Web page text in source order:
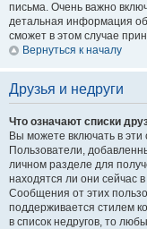
письма. Очень важно
детальная информация
сможет в этом случае
Вернуться к началу
Друзья и недруги
Что означают списки
Вы можете включать в эти
Пользователи,
личном разделе для
находятся ли они сейчас
Сообщения от этих
поддерживается стилем
в список недругов, то